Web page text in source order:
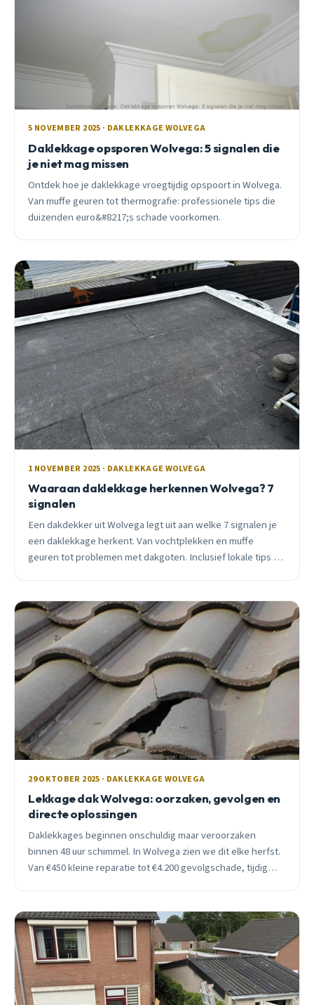
5 NOVEMBER 2025 · DAKLEKKAGE WOLVEGA
Daklekkage opsporen Wolvega: 5 signalen die
je niet mag missen
Ontdek hoe je daklekkage vroegtijdig opspoort in Wolvega.
Van muffe geuren tot thermografie: professionele tips die
duizenden euro&#8217;s schade voorkomen.
1 NOVEMBER 2025 · DAKLEKKAGE WOLVEGA
Waaraan daklekkage herkennen Wolvega? 7
signalen
Een dakdekker uit Wolvega legt uit aan welke 7 signalen je
een daklekkage herkent. Van vochtplekken en muffe
geuren tot problemen met dakgoten. Inclusief lokale tips en
29 OKTOBER 2025 · DAKLEKKAGE WOLVEGA
Lekkage dak Wolvega: oorzaken, gevolgen en
directe oplossingen
Daklekkages beginnen onschuldig maar veroorzaken
binnen 48 uur schimmel. In Wolvega zien we dit elke herfst.
Van €450 kleine reparatie tot €4.200 gevolgschade, tijdig